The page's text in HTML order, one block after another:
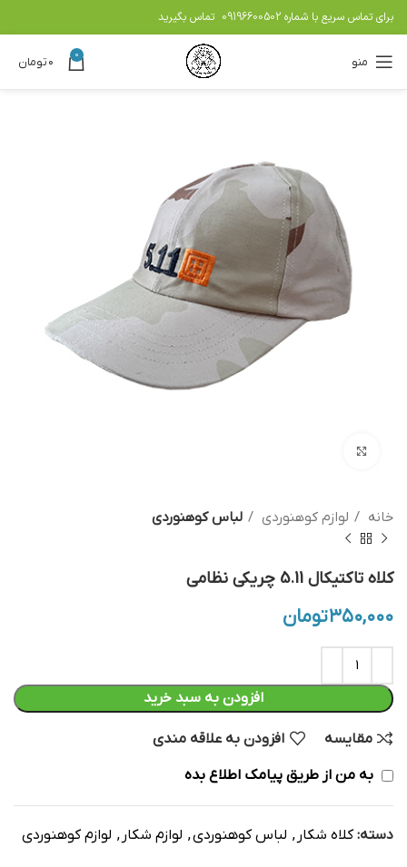
برای تماس سریع با شماره 09196600502 تماس بگیرید
منو 0 ۰تومان
خانه لوازم کوهنوردی لباس کوهنوردی
کلاه تاکتیکال 5.11 چریکی نظامی
۳۵۰,۰۰۰تومان
افزودن به سبد خرید
مقایسه افزودن به علاقه مندی
به من از طریق پیامک اطلاع بده
دسته: کلاه شکار , لباس کوهنوردی, لوازم شکار , لوازم کوهنوردی